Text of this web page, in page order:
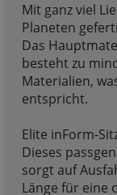
Mit ganz viel
Planeten
Das
besteht zu
Materialien,
entspricht.
Elite inForm-
Dieses
sorgt auf
Länge für eine